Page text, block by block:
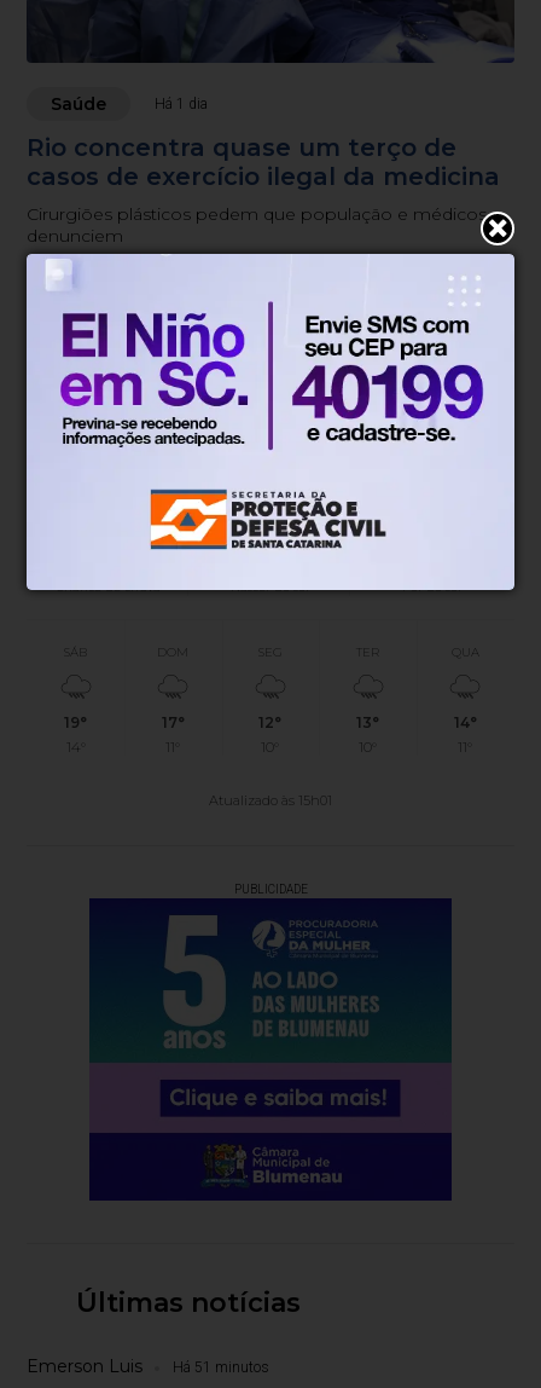
Saúde Há 1 dia
Rio concentra quase um terço de
casos de exercício ilegal da medicina
Cirurgiões plásticos pedem que população e médicos
denunciem
Blumenau, SC
24°
Parcialmente nublado
Mín.15° Máx. 27°
Vento
Chance de chuva
Nascer do sol Pôr do sol
SÁB
19°
14°
DOM
17°
11°
SEG
12°
10°
TER
13°
10°
QUA
14°
11°
Atualizado às 15h01
PUBLICIDADE
Últimas notícias
Emerson Luis Há 51 minutos